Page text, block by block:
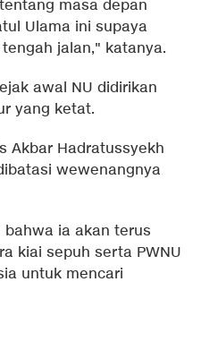
masa depan
Ulama ini supaya
jalan," katanya.
awal NU didirikan
yang ketat.
Akbar Hadratussyekh
wewenangnya
bahwa ia akan terus
kiai sepuh serta PWNU
untuk mencari